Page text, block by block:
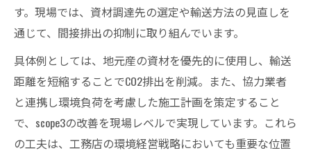
す。現場では、資材調達先の選定や輸送方法の見直しを
通じて、間接排出の抑制に取り組んでいます。
具体例としては、地元産の資材を優先的に使用し、輸送
距離を短縮することでCO2排出を削減。また、協力業者
と連携し環境負荷を考慮した施工計画を策定すること
で、scope3の改善を現場レベルで実現しています。これら
の工夫は、工務店の環境経営戦略においても重要な位置